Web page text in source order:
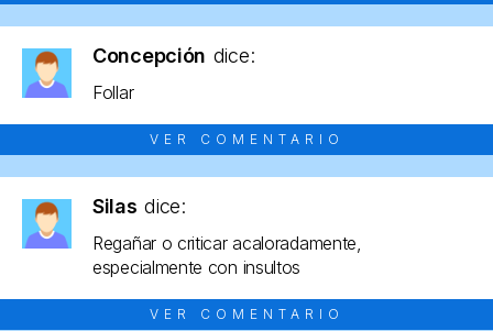
Concepción dice:
Follar
VER COMENTARIO
Silas dice:
Regañar o criticar acaloradamente,
especialmente con insultos
VER COMENTARIO